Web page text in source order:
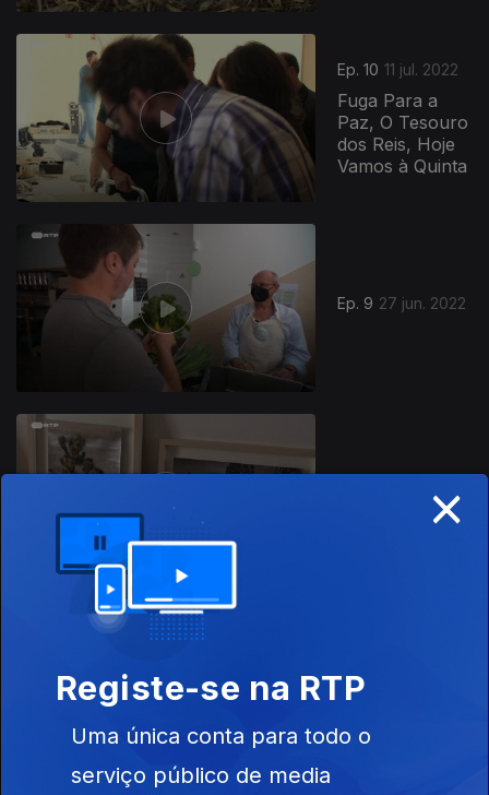
Ep. 10 11 jul. 2022
Fuga Para a
Paz, O Tesouro
dos Reis, Hoje
Vamos à Quinta
Ep. 9 27 jun. 2022
13 jun. 2022
Bússola; O
Campo é a
Menino da
×
Registe-se na RTP
Uma única conta para todo o
serviço público de media